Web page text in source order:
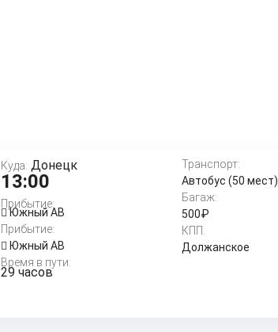
Куда: Донецк
13:00
Прибытие:
Южный АВ
Прибытие:
Южный АВ
Время в пути:
29 часов
Транспорт:
Автобус (50 мест)
Багаж:
500₽
КПП:
Должанское